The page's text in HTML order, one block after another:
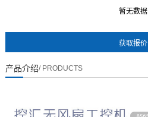
暂无数据
暂无数据
产品介绍/ PRODUCTS